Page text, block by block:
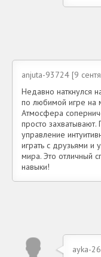
anjuta-93724 [9
Недавно наткнулся
по любимой игре на
Атмосфера
просто захватывают.
управление
играть с друзьями и
мира. Это отличный
навыки!
ayka-